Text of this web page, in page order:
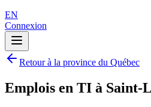
EN
Connexion
Retour à la province du Québec
Emplois en TI à Saint-